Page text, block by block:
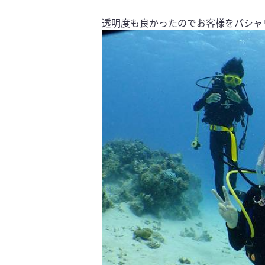
透明度も良かったのでお客様をパシ